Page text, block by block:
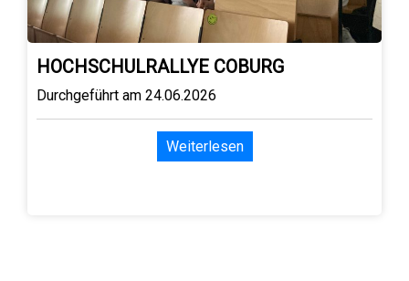
HOCHSCHULRALLYE COBURG
Durchgeführt am 24.06.2026
Weiterlesen